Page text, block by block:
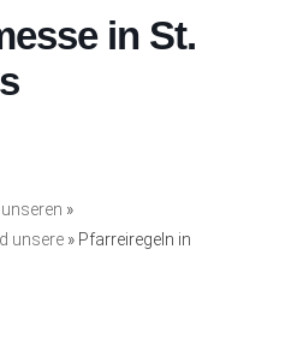
in St.
»
unsere » Pfarreiregeln in